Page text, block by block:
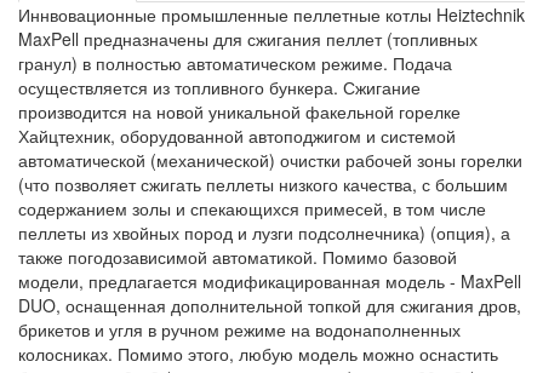
Иннвовационные промышленные пеллетные котлы Heiztechnik
MaxPell предназначены для сжигания пеллет (топливных
гранул) в полностью автоматическом режиме. Подача
осуществляется из топливного бункера. Сжигание
производится на новой уникальной факельной горелке
Хайцтехник, оборудованной автоподжигом и системой
автоматической (механической) очистки рабочей зоны горелки
(что позволяет сжигать пеллеты низкого качества, с большим
содержанием золы и спекающихся примесей, в том числе
пеллеты из хвойных пород и лузги подсолнечника) (опция), а
также погодозависимой автоматикой. Помимо базовой
модели, предлагается модификацированная модель - MaxPell
DUO, оснащенная дополнительной топкой для сжигания дров,
брикетов и угля в ручном режиме на водонаполненных
колосниках. Помимо этого, любую модель можно оснастить